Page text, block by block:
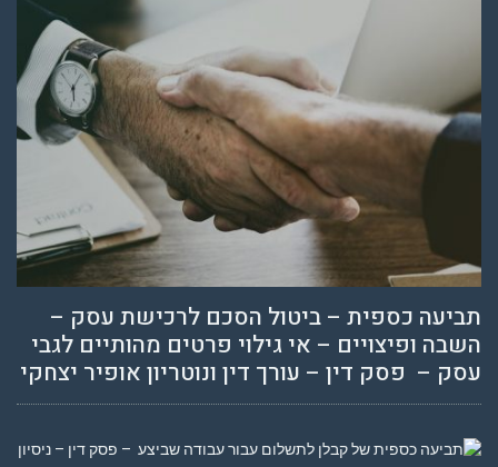
תביעה כספית – ביטול הסכם לרכישת עסק –
השבה ופיצויים – אי גילוי פרטים מהותיים לגבי
עסק – פסק דין – עורך דין ונוטריון אופיר יצחקי